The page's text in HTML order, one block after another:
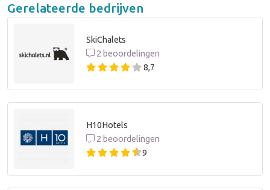
Gerelateerde bedrijven
SkiChalets
2 beoordelingen
8,7
H10Hotels
2 beoordelingen
9